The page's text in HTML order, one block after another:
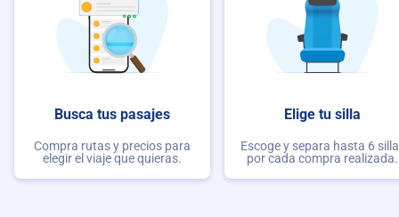
Busca tus pasajes
Compra rutas y precios para
elegir el viaje que quieras.
Elige tu silla
Escoge y separa hasta 6
por cada compra realizada.